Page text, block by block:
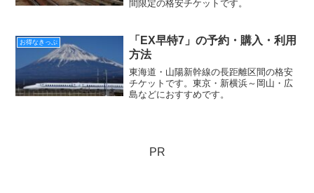
間限定の格安チケットです。
お得なきっぷ
「EX早特7」の予約・購入・利用
方法
東海道・山陽新幹線の長距離区間の格安
チケットです。東京・新横浜～岡山・広
島などにおすすめです。
PR